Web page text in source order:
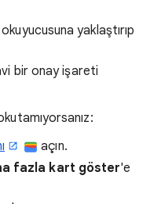
yaklaştırıp
bir onay işareti
açın.
fazla kart göster'e